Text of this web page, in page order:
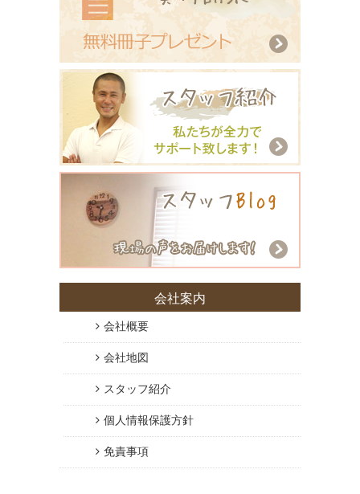
会社案内
会社概要
会社地図
スタッフ紹介
個人情報保護方針
免責事項